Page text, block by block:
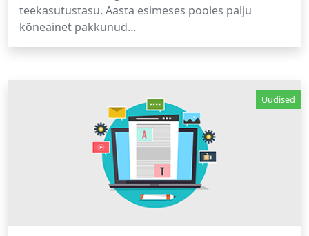
teekasutustasu. Aasta esimeses pooles palju
kõneainet pakkunud...
Uudised